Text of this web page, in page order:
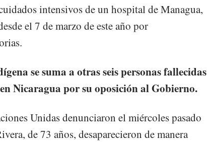
intensivos de un hospital de Managua,
el 7 de marzo de este año por
se suma a otras seis personas fallecidas
Nicaragua por su oposición al Gobierno.
Unidas denunciaron el miércoles pasado
de 73 años, desaparecieron de manera